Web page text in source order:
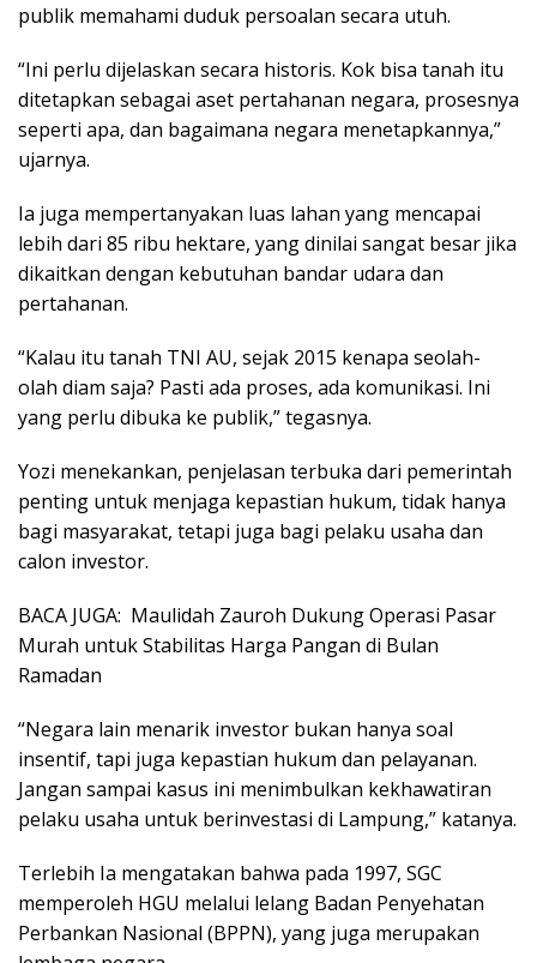
publik memahami duduk persoalan secara utuh.
“Ini perlu dijelaskan secara historis. Kok bisa tanah itu
ditetapkan sebagai aset pertahanan negara, prosesnya
seperti apa, dan bagaimana negara menetapkannya,”
ujarnya.
Ia juga mempertanyakan luas lahan yang mencapai
lebih dari 85 ribu hektare, yang dinilai sangat besar jika
dikaitkan dengan kebutuhan bandar udara dan
pertahanan.
“Kalau itu tanah TNI AU, sejak 2015 kenapa seolah-
olah diam saja? Pasti ada proses, ada komunikasi. Ini
yang perlu dibuka ke publik,” tegasnya.
Yozi menekankan, penjelasan terbuka dari pemerintah
penting untuk menjaga kepastian hukum, tidak hanya
bagi masyarakat, tetapi juga bagi pelaku usaha dan
calon investor.
BACA JUGA: Maulidah Zauroh Dukung Operasi Pasar
Murah untuk Stabilitas Harga Pangan di Bulan
Ramadan
“Negara lain menarik investor bukan hanya soal
insentif, tapi juga kepastian hukum dan pelayanan.
Jangan sampai kasus ini menimbulkan kekhawatiran
pelaku usaha untuk berinvestasi di Lampung,” katanya.
Terlebih Ia mengatakan bahwa pada 1997, SGC
memperoleh HGU melalui lelang Badan Penyehatan
Perbankan Nasional (BPPN), yang juga merupakan